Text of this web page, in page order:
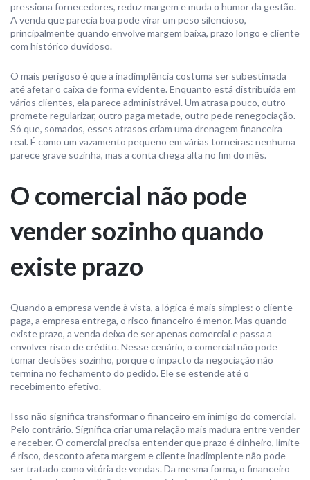
pressiona fornecedores, reduz margem e muda o humor da gestão.
A venda que parecia boa pode virar um peso silencioso,
principalmente quando envolve margem baixa, prazo longo e cliente
com histórico duvidoso.
O mais perigoso é que a inadimplência costuma ser subestimada
até afetar o caixa de forma evidente. Enquanto está distribuída em
vários clientes, ela parece administrável. Um atrasa pouco, outro
promete regularizar, outro paga metade, outro pede renegociação.
Só que, somados, esses atrasos criam uma drenagem financeira
real. É como um vazamento pequeno em várias torneiras: nenhuma
parece grave sozinha, mas a conta chega alta no fim do mês.
O comercial não pode
vender sozinho quando
existe prazo
Quando a empresa vende à vista, a lógica é mais simples: o cliente
paga, a empresa entrega, o risco financeiro é menor. Mas quando
existe prazo, a venda deixa de ser apenas comercial e passa a
envolver risco de crédito. Nesse cenário, o comercial não pode
tomar decisões sozinho, porque o impacto da negociação não
termina no fechamento do pedido. Ele se estende até o
recebimento efetivo.
Isso não significa transformar o financeiro em inimigo do comercial.
Pelo contrário. Significa criar uma relação mais madura entre vender
e receber. O comercial precisa entender que prazo é dinheiro, limite
é risco, desconto afeta margem e cliente inadimplente não pode
ser tratado como vitória de vendas. Da mesma forma, o financeiro